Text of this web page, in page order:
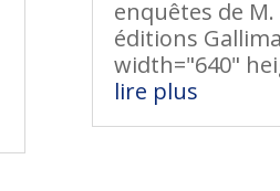
enquêtes de
éditions
width="640"
lire plus